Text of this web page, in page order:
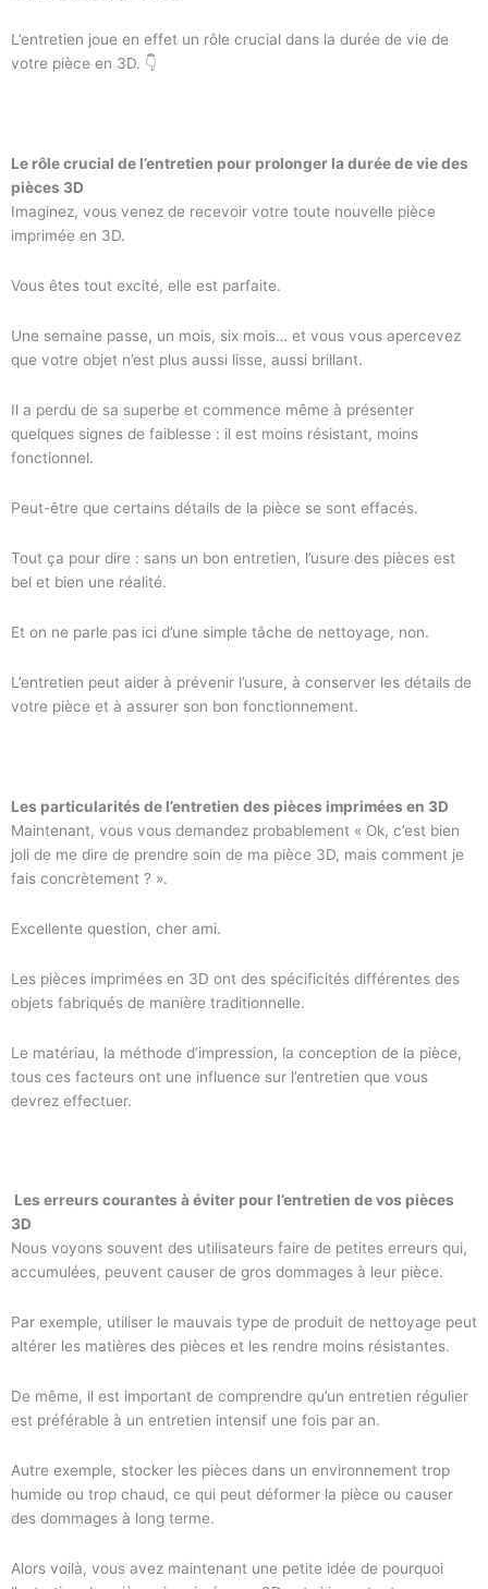
L’entretien joue en effet un rôle crucial dans la durée de vie de
votre pièce en 3D. 👇
Le rôle crucial de l’entretien pour prolonger la durée de vie des
pièces 3D
Imaginez, vous venez de recevoir votre toute nouvelle pièce
imprimée en 3D.
Vous êtes tout excité, elle est parfaite.
Une semaine passe, un mois, six mois… et vous vous apercevez
que votre objet n’est plus aussi lisse, aussi brillant.
Il a perdu de sa superbe et commence même à présenter
quelques signes de faiblesse : il est moins résistant, moins
fonctionnel.
Peut-être que certains détails de la pièce se sont effacés.
Tout ça pour dire : sans un bon entretien, l’usure des pièces est
bel et bien une réalité.
Et on ne parle pas ici d’une simple tâche de nettoyage, non.
L’entretien peut aider à prévenir l’usure, à conserver les détails de
votre pièce et à assurer son bon fonctionnement.
Les particularités de l’entretien des pièces imprimées en 3D
Maintenant, vous vous demandez probablement « Ok, c’est bien
joli de me dire de prendre soin de ma pièce 3D, mais comment je
fais concrètement ? ».
Excellente question, cher ami.
Les pièces imprimées en 3D ont des spécificités différentes des
objets fabriqués de manière traditionnelle.
Le matériau, la méthode d’impression, la conception de la pièce,
tous ces facteurs ont une influence sur l’entretien que vous
devrez effectuer.
Les erreurs courantes à éviter pour l’entretien de vos pièces
3D
Nous voyons souvent des utilisateurs faire de petites erreurs qui,
accumulées, peuvent causer de gros dommages à leur pièce.
Par exemple, utiliser le mauvais type de produit de nettoyage peut
altérer les matières des pièces et les rendre moins résistantes.
De même, il est important de comprendre qu’un entretien régulier
est préférable à un entretien intensif une fois par an.
Autre exemple, stocker les pièces dans un environnement trop
humide ou trop chaud, ce qui peut déformer la pièce ou causer
des dommages à long terme.
Alors voilà, vous avez maintenant une petite idée de pourquoi